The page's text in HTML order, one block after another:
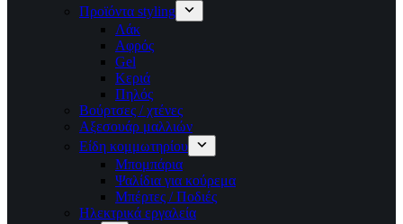
Προϊόντα styling
Λάκ
Αφρός
Gel
Κεριά
Πηλός
Βούρτσες / χτένες
Αξεσουάρ μαλλιών
Είδη κομμωτηρίου
Μπομπάρια
Ψαλίδια για κούρεμα
Μπέρτες / Ποδιές
Ηλεκτρικά εργαλεία